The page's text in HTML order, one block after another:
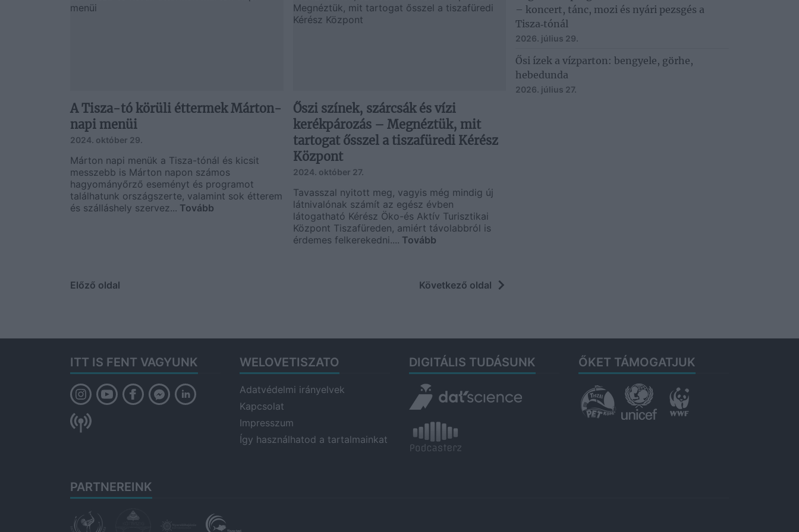
A Tisza-tó körüli éttermek Márton-
napi menüi
2024. október 29.
Márton napi menük a Tisza-tónál és kicsit
messzebb is Márton napon számos
hagyományőrző eseményt és programot
találhatunk országszerte, valamint sok étterem
és szálláshely szervez... Tovább
Őszi színek, szárcsák és vízi
kerékpározás – Megnéztük, mit
tartogat ősszel a tiszafüredi Kérész
Központ
2024. október 27.
Tavasszal nyitott meg, vagyis még mindig új
látnivalónak számít az egész évben
látogatható Kérész Öko-és Aktív Turisztikai
Központ Tiszafüreden, amiért távolabbról is
érdemes felkerekedni.... Tovább
Előző oldal Következő oldal
– koncert, tánc, mozi és nyári pezsgés a
Tisza‑tónál
2026. július 29.
Ősi ízek a vízparton: bengyele, görhe,
hebedunda
2026. július 27.
ITT IS FENT VAGYUNK WELOVETISZATO
Adatvédelmi irányelvek
Kapcsolat
Impresszum
Így használhatod a tartalmainkat
DIGITÁLIS TUDÁSUNK ŐKET TÁMOGATJUK
PARTNEREINK